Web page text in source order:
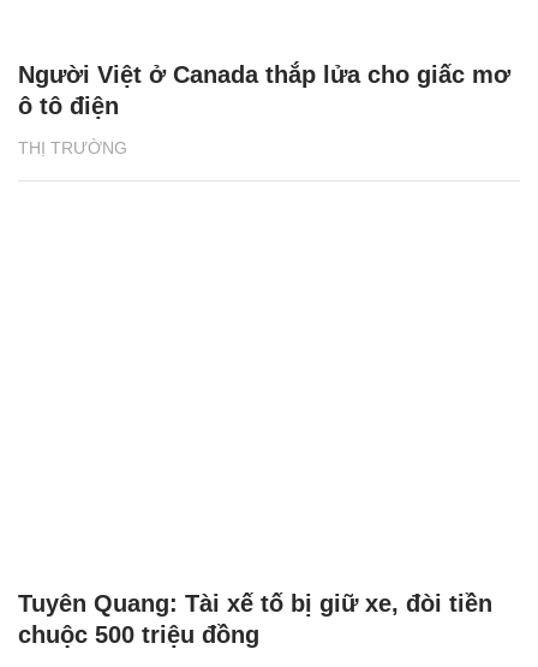
THỊ TRƯỜNG
Người Việt ở Canada thắp lửa cho giấc mơ
ô tô điện
Tuyên Quang: Tài xế tố bị giữ xe, đòi tiền
chuộc 500 triệu đồng